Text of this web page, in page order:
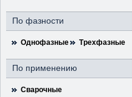
По фазности
Однофазные Трехфазные
По применению
Сварочные